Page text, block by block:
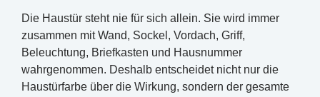
Die Haustür steht nie für sich allein. Sie wird immer
zusammen mit Wand, Sockel, Vordach, Griff,
Beleuchtung, Briefkasten und Hausnummer
wahrgenommen. Deshalb entscheidet nicht nur die
Haustürfarbe über die Wirkung, sondern der gesamte